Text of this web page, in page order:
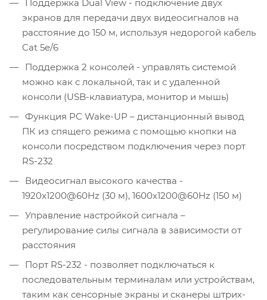
Поддержка Dual View - подключение двух
экранов для передачи двух видеосигналов на
расстояние до 150 м, используя недорогой кабель
Cat 5e/6
Поддержка 2 консолей - управлять системой
можно как с локальной, так и с удаленной
консоли (USB-клавиатура, монитор и мышь)
Функция PC Wake-UP – дистанционный вывод
ПК из спящего режима с помощью кнопки на
консоли посредством подключения через порт
RS-232
Видеосигнал высокого качества -
1920x1200@60Hz (30 м), 1600x1200@60Hz (150 м)
Управление настройкой сигнала –
регулирование силы сигнала в зависимости от
расстояния
Порт RS-232 - позволяет подключаться к
последовательным терминалам или устройствам,
таким как сенсорные экраны и сканеры штрих-